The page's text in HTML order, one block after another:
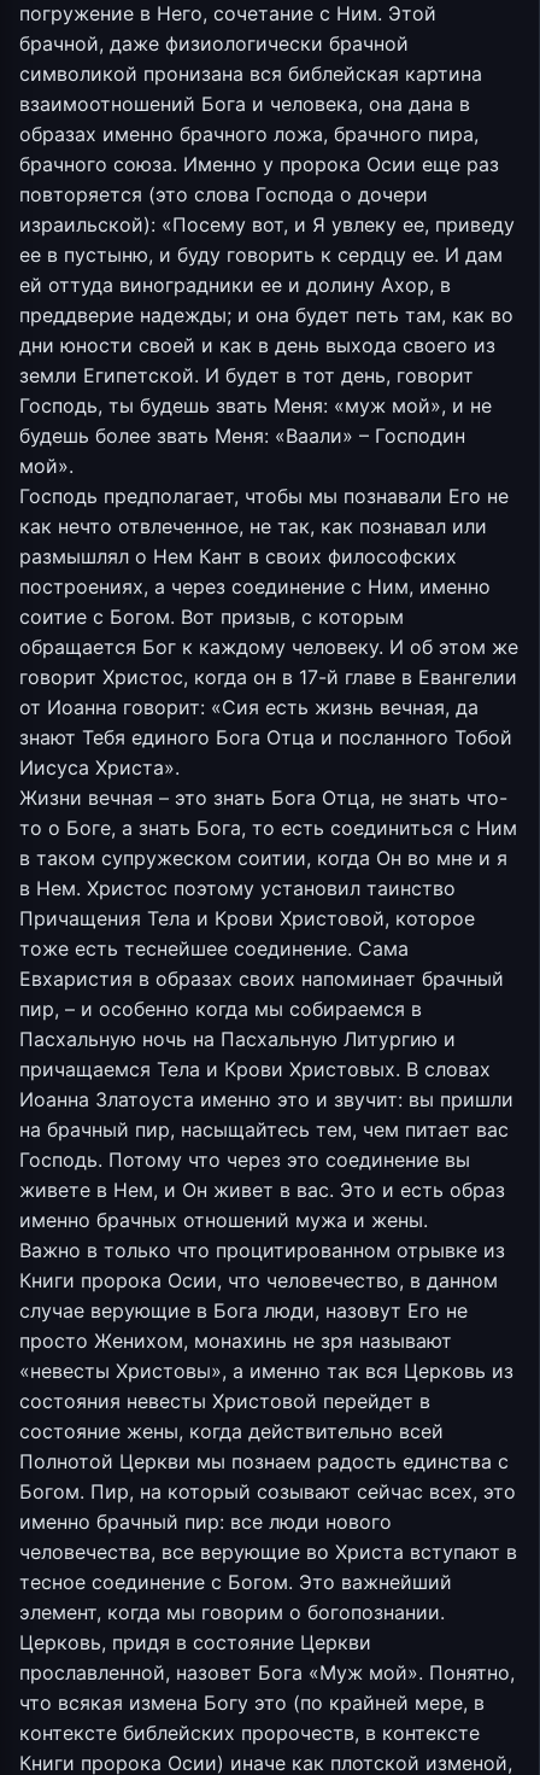
погружение в Него, сочетание с Ним. Этой
брачной, даже физиологически брачной
символикой пронизана вся библейская картина
взаимоотношений Бога и человека, она дана в
образах именно брачного ложа, брачного пира,
брачного союза. Именно у пророка Осии еще раз
повторяется (это слова Господа о дочери
израильской): «Посему вот, и Я увлеку ее, приведу
ее в пустыню, и буду говорить к сердцу ее. И дам
ей оттуда виноградники ее и долину Ахор, в
преддверие надежды; и она будет петь там, как во
дни юности своей и как в день выхода своего из
земли Египетской. И будет в тот день, говорит
Господь, ты будешь звать Меня: «муж мой», и не
будешь более звать Меня: «Ваали» – Господин
мой».
Господь предполагает, чтобы мы познавали Его не
как нечто отвлеченное, не так, как познавал или
размышлял о Нем Кант в своих философских
построениях, а через соединение с Ним, именно
соитие с Богом. Вот призыв, с которым
обращается Бог к каждому человеку. И об этом же
говорит Христос, когда он в 17-й главе в Евангелии
от Иоанна говорит: «Сия есть жизнь вечная, да
знают Тебя единого Бога Отца и посланного Тобой
Иисуса Христа».
Жизни вечная – это знать Бога Отца, не знать что-
то о Боге, а знать Бога, то есть соединиться с Ним
в таком супружеском соитии, когда Он во мне и я
в Нем. Христос поэтому установил таинство
Причащения Тела и Крови Христовой, которое
тоже есть теснейшее соединение. Сама
Евхаристия в образах своих напоминает брачный
пир, – и особенно когда мы собираемся в
Пасхальную ночь на Пасхальную Литургию и
причащаемся Тела и Крови Христовых. В словах
Иоанна Златоуста именно это и звучит: вы пришли
на брачный пир, насыщайтесь тем, чем питает вас
Господь. Потому что через это соединение вы
живете в Нем, и Он живет в вас. Это и есть образ
именно брачных отношений мужа и жены.
Важно в только что процитированном отрывке из
Книги пророка Осии, что человечество, в данном
случае верующие в Бога люди, назовут Его не
просто Женихом, монахинь не зря называют
«невесты Христовы», а именно так вся Церковь из
состояния невесты Христовой перейдет в
состояние жены, когда действительно всей
Полнотой Церкви мы познаем радость единства с
Богом. Пир, на который созывают сейчас всех, это
именно брачный пир: все люди нового
человечества, все верующие во Христа вступают в
тесное соединение с Богом. Это важнейший
элемент, когда мы говорим о богопознании.
Церковь, придя в состояние Церкви
прославленной, назовет Бога «Муж мой». Понятно,
что всякая измена Богу это (по крайней мере, в
контексте библейских пророчеств, в контексте
Книги пророка Осии) иначе как плотской изменой,